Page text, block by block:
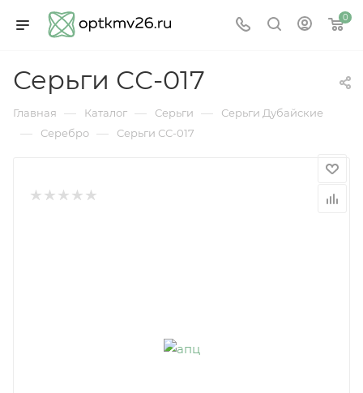
0
Серьги СС-017
Главная — Каталог — Серьги — Серьги Дубайские
— Серебро — Серьги СС-017